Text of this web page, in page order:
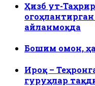
Ҳизб ут-
айланмоқда
Бошим омон,
Ироқ –
гуруҳлар